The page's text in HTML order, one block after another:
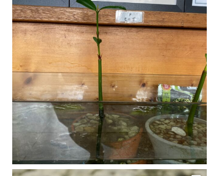
比謝川でよく見られる生き物 「イソシギ」の足に釣り針が(>_<) 比謝川は釣りが可